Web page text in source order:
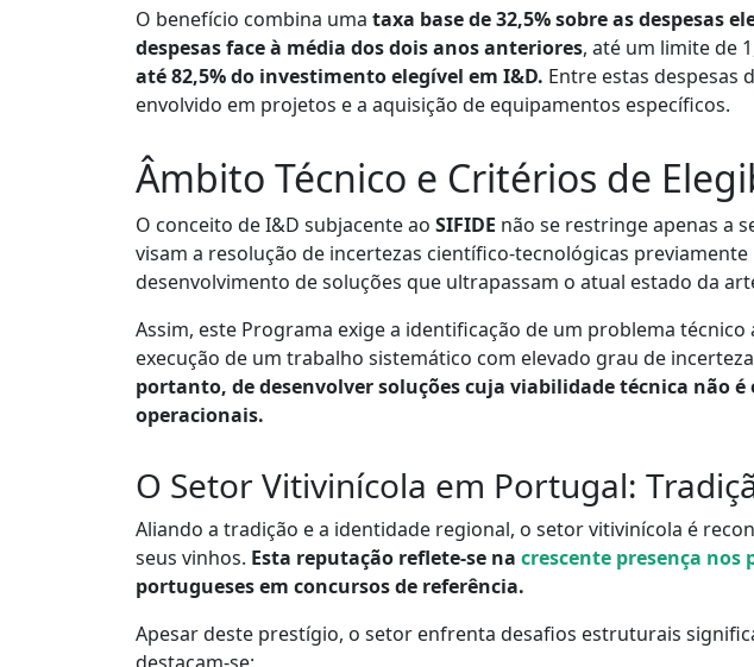
O benefício combina uma taxa base de 32,5% sobre as despesas
despesas face à média dos dois anos anteriores, até um limite de
até 82,5% do investimento elegível em I&D. Entre estas despesas
envolvido em projetos e a aquisição de equipamentos específicos.
Âmbito Técnico e Critérios de
O conceito de I&D subjacente ao SIFIDE não se restringe apenas a
visam a resolução de incertezas científico-tecnológicas
desenvolvimento de soluções que ultrapassam o atual estado da
Assim, este Programa exige a identificação de um problema
execução de um trabalho sistemático com elevado grau de
portanto, de desenvolver soluções cuja viabilidade técnica não
operacionais.
O Setor Vitivinícola em Portugal:
Aliando a tradição e a identidade regional, o setor vitivinícola é
seus vinhos. Esta reputação reflete-se na crescente presença
portugueses em concursos de referência.
Apesar deste prestígio, o setor enfrenta desafios estruturais